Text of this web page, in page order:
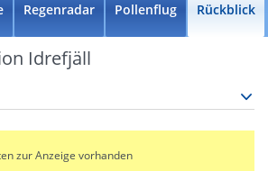
Regenradar Pollenflug Rückblick
Idrefjäll
zur Anzeige vorhanden